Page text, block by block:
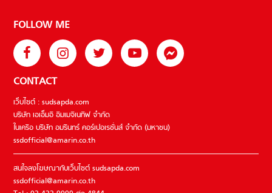
FOLLOW ME
CONTACT
เว็บไซต์ : sudsapda.com
บริษัท เอเอ็มอี อิมเมจิเนทีฟ จำกัด
ในเครือ บริษัท อมรินทร์ คอร์เปอเรชั่นส์ จำกัด (มหาชน)
ssdofficial@amarin.co.th
สนใจลงโฆษณากับเว็บไซต์ sudsapda.com
ssdofficial@amarin.co.th